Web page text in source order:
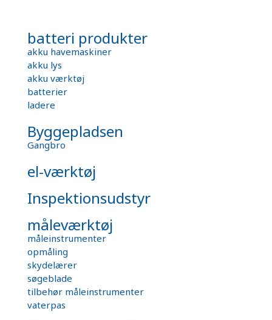
batteri produkter
akku havemaskiner
akku lys
akku værktøj
batterier
ladere
Byggepladsen
Gangbro
el-værktøj
Inspektionsudstyr
måleværktøj
måleinstrumenter
opmåling
skydelærer
søgeblade
tilbehør måleinstrumenter
vaterpas